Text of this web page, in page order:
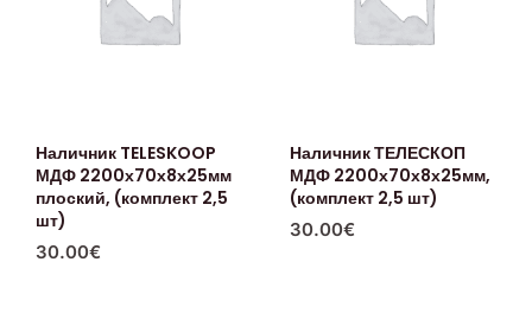
Наличник TELESKOOP
МДФ 2200х70х8х25мм
плоский, (комплект 2,5
шт)
30.00€
Наличник ТЕЛЕСКОП
МДФ 2200х70х8х25мм,
(комплект 2,5 шт)
30.00€